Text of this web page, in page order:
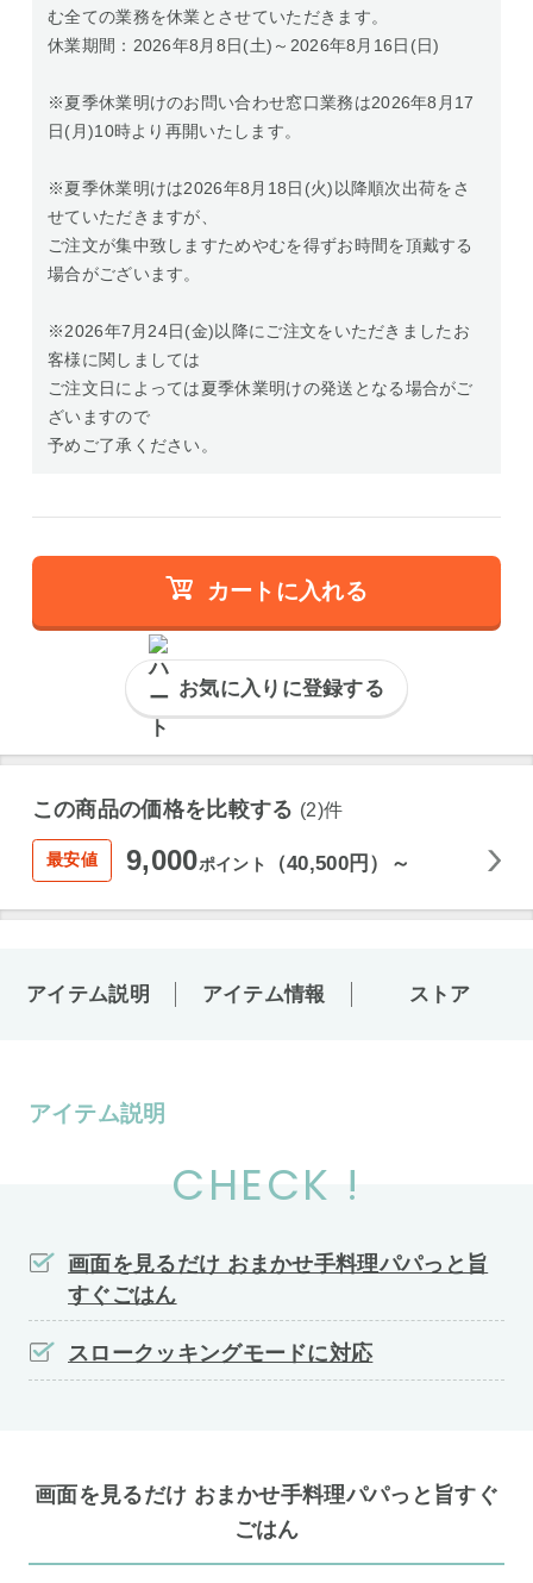
む全ての業務を休業とさせていただきます。
休業期間：2026年8月8日(土)～2026年8月16日(日)
※夏季休業明けのお問い合わせ窓口業務は2026年8月17
日(月)10時より再開いたします。
※夏季休業明けは2026年8月18日(火)以降順次出荷をさ
せていただきますが、
ご注文が集中致しますためやむを得ずお時間を頂戴する
場合がございます。
※2026年7月24日(金)以降にご注文をいただきましたお
客様に関しましては
ご注文日によっては夏季休業明けの発送となる場合がご
ざいますので
予めご了承ください。
カートに入れる
お気に入りに登録する
この商品の価格を比較する (2)件
最安値 9,000ポイント （40,500円）～
アイテム説明 アイテム情報 ストア
アイテム説明
CHECK !
画面を見るだけ おまかせ手料理パパっと旨
すぐごはん
スロークッキングモードに対応
画面を見るだけ おまかせ手料理パパっと旨すぐ
ごはん